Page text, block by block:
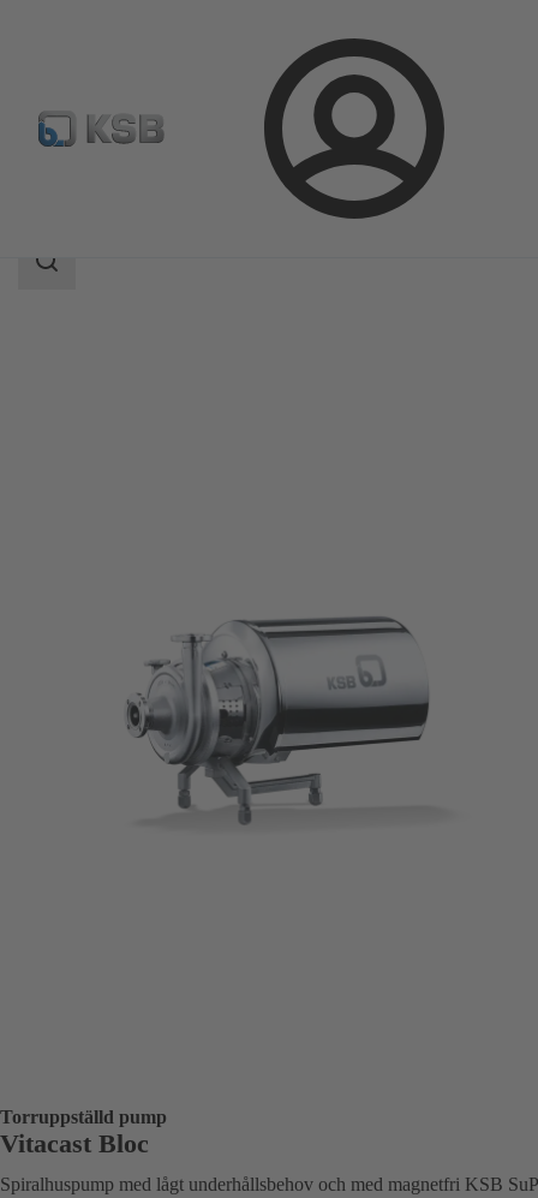
Login
Vitacast Bloc
Sökomfattning
Torruppställd pump
Vitacast Bloc
Spiralhuspump med lågt underhållsbehov och med magnetfri KSB